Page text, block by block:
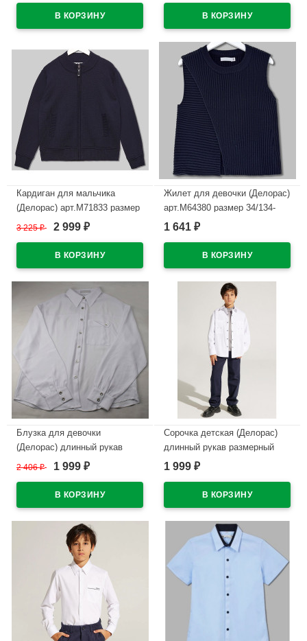
Кардиган для мальчика
(Делорас) арт.M71833 размер
34/134-44/164 цвет синий
3 225₽ 2 999 ₽
Жилет для девочки (Делорас)
арт.M64380 размер 34/134-
44/164 цвет синий
1 641 ₽
Блузка для девочки
(Делорас) длинный рукав
цвет белый арт.C64151N
2 406₽ 1 999 ₽
Сорочка детская (Делорас)
длинный рукав размерный
ряд 37/164-170 цвет черный
1 999 ₽